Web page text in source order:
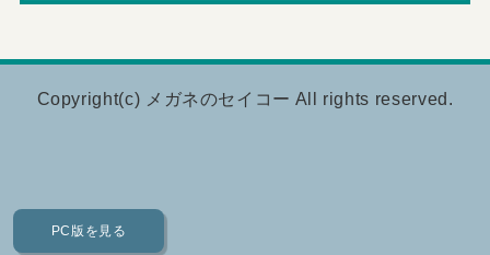
PC版を見る
Copyright(c) メガネのセイコー All rights reserved.